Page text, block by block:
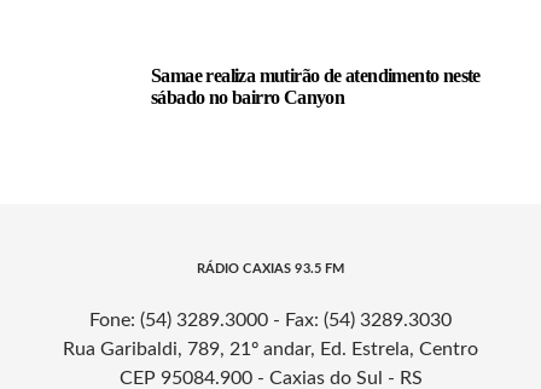
Samae realiza mutirão de atendimento neste
sábado no bairro Canyon
RÁDIO CAXIAS 93.5 FM
Fone: (54) 3289.3000 - Fax: (54) 3289.3030
Rua Garibaldi, 789, 21º andar, Ed. Estrela, Centro
CEP 95084.900 - Caxias do Sul - RS